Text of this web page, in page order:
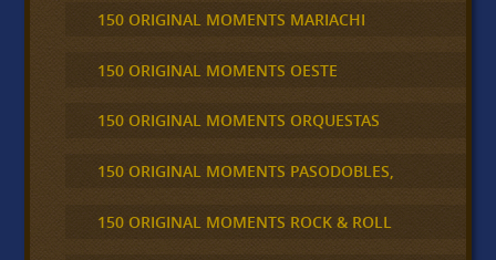
150 ORIGINAL MOMENTS MARIACHI
150 ORIGINAL MOMENTS OESTE
150 ORIGINAL MOMENTS ORQUESTAS
150 ORIGINAL MOMENTS PASODOBLES,
150 ORIGINAL MOMENTS ROCK & ROLL